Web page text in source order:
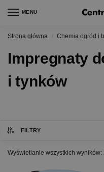
MENU
Strona główna / Chemia ogród i
Impregnaty
i tynków
FILTRY
Wyświetlanie wszystkich wyników: